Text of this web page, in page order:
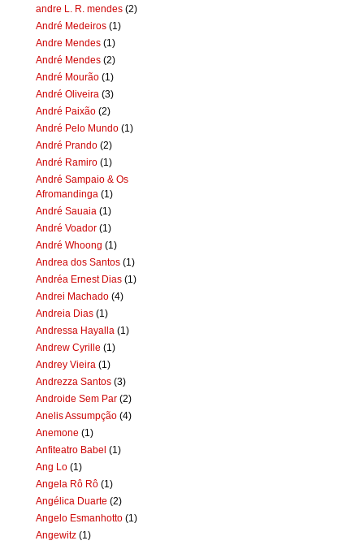
andre L. R. mendes (2)
André Medeiros (1)
Andre Mendes (1)
André Mendes (2)
André Mourão (1)
André Oliveira (3)
André Paixão (2)
André Pelo Mundo (1)
André Prando (2)
André Ramiro (1)
André Sampaio & Os
Afromandinga (1)
André Sauaia (1)
André Voador (1)
André Whoong (1)
Andrea dos Santos (1)
Andréa Ernest Dias (1)
Andrei Machado (4)
Andreia Dias (1)
Andressa Hayalla (1)
Andrew Cyrille (1)
Andrey Vieira (1)
Andrezza Santos (3)
Androide Sem Par (2)
Anelis Assumpção (4)
Anemone (1)
Anfiteatro Babel (1)
Ang Lo (1)
Angela Rô Rô (1)
Angélica Duarte (2)
Angelo Esmanhotto (1)
Angewitz (1)